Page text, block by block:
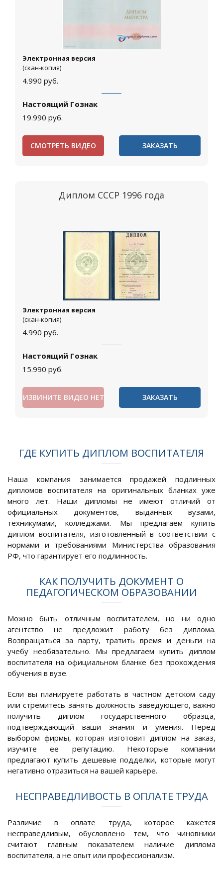
Электронная версия
(скан-копия)
4.990 руб.
Настоящий Гознак
19.990 руб.
СМОТРЕТЬ ВИДЕО ЗАКАЗАТЬ
Диплом СССР 1996 года
Электронная версия
(скан-копия)
4.990 руб.
Настоящий Гознак
15.990 руб.
ИЗВИНИТЕ ВИДЕО НЕТ ЗАКАЗАТЬ
ГДЕ КУПИТЬ ДИПЛОМ ВОСПИТАТЕЛЯ
Наша компания занимается продажей подлинных
дипломов воспитателя на оригинальных бланках уже
много лет. Наши дипломы не имеют отличий от
официальных документов, выданных вузами,
техникумами, колледжами. Мы предлагаем купить
диплом воспитателя, изготовленный в соответствии с
нормами и требованиями Министерства образования
РФ, что гарантирует его подлинность.
КАК ПОЛУЧИТЬ ДОКУМЕНТ О
ПЕДАГОГИЧЕСКОМ ОБРАЗОВАНИИ
Можно быть отличным воспитателем, но ни одно
агентство не предложит работу без диплома.
Возвращаться за парту, тратить время и деньги на
учебу необязательно. Мы предлагаем купить диплом
воспитателя на официальном бланке без прохождения
обучения в вузе.
Если вы планируете работать в частном детском саду
или стремитесь занять должность заведующего, важно
получить диплом государственного образца,
подтверждающий ваши знания и умения. Перед
выбором фирмы, которая изготовит диплом на заказ,
изучите ее репутацию. Некоторые компании
предлагают купить дешевые подделки, которые могут
негативно отразиться на вашей карьере.
НЕСПРАВЕДЛИВОСТЬ В ОПЛАТЕ ТРУДА
Различие в оплате труда, которое кажется
несправедливым, обусловлено тем, что чиновники
считают главным показателем наличие диплома
воспитателя, а не опыт или профессионализм.